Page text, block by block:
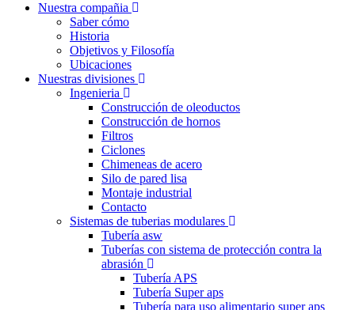
Nuestra compañia
Saber cómo
Historia
Objetivos y Filosofía
Ubicaciones
Nuestras divisiones
Ingenieria
Construcción de oleoductos
Construcción de hornos
Filtros
Ciclones
Chimeneas de acero
Silo de pared lisa
Montaje industrial
Contacto
Sistemas de tuberias modulares
Tubería asw
Tuberías con sistema de protección contra la
abrasión
Tubería APS
Tubería Super aps
Tubería para uso alimentario super aps